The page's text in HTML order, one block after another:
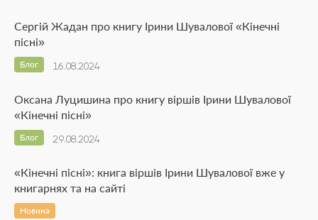
Сергій Жадан про книгу Ірини Шувалової «Кінечні
пісні»
16.08.2024
Блог
Оксана Луцишина про книгу віршів Ірини Шувалової
«Кінечні пісні»
29.08.2024
Блог
«Кінечні пісні»: книга віршів Ірини Шувалової вже у
книгарнях та на сайті
Новина